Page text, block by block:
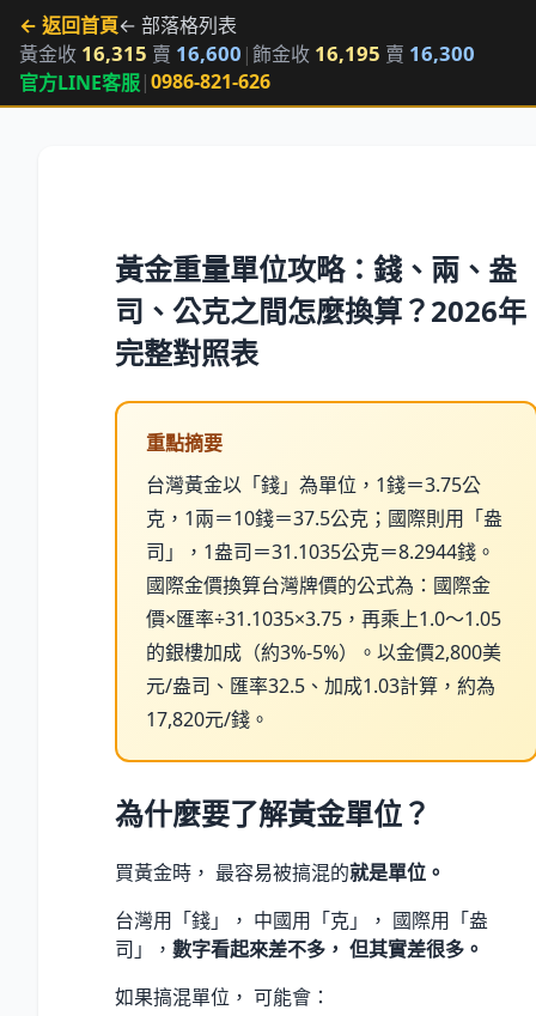
← 返回首頁← 部落格列表
黃金收 16,315 賣 16,600 |飾金收 16,195 賣 16,300
官方LINE客服|0986-821-626
黃金重量單位攻略：錢、兩、盎
司、公克之間怎麼換算？2026年
完整對照表
重點摘要
台灣黃金以「錢」為單位，1錢＝3.75公
克，1兩＝10錢＝37.5公克；國際則用「盎
司」，1盎司＝31.1035公克＝8.2944錢。
國際金價換算台灣牌價的公式為：國際金
價×匯率÷31.1035×3.75，再乘上1.0～1.05
的銀樓加成（約3%-5%）。以金價2,800美
元/盎司、匯率32.5、加成1.03計算，約為
17,820元/錢。
為什麼要了解黃金單位？
買黃金時， 最容易被搞混的就是單位。
台灣用「錢」， 中國用「克」， 國際用「盎
司」， 數字看起來差不多， 但其實差很多。
如果搞混單位， 可能會：